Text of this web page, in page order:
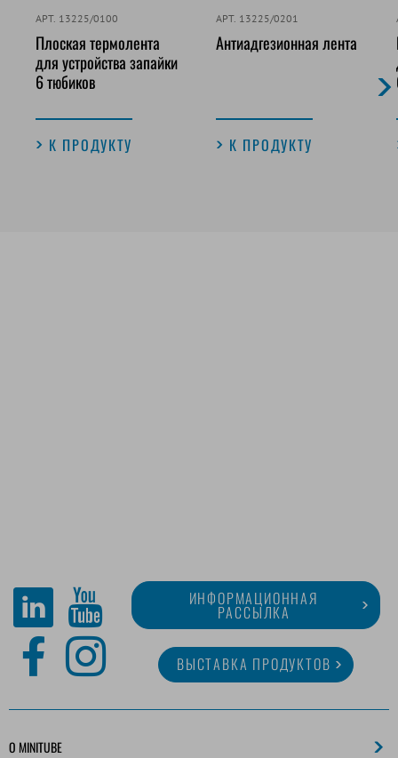
АРТ. 13225/0100
Плоская термолента
для устройства запайки
6 тюбиков
К ПРОДУКТУ
АРТ. 13225/0201
Антиадгезионная лента
К ПРОДУКТУ
ИНФОРМАЦИОННАЯ
РАССЫЛКА
ВЫСТАВКА ПРОДУКТОВ
O MINITUBE